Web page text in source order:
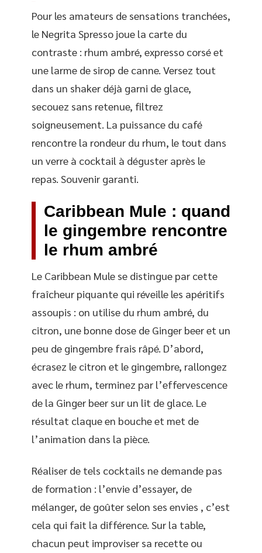
Pour les amateurs de sensations tranchées,
le Negrita Spresso joue la carte du
contraste : rhum ambré, expresso corsé et
une larme de sirop de canne. Versez tout
dans un shaker déjà garni de glace,
secouez sans retenue, filtrez
soigneusement. La puissance du café
rencontre la rondeur du rhum, le tout dans
un verre à cocktail à déguster après le
repas. Souvenir garanti.
Caribbean Mule : quand
le gingembre rencontre
le rhum ambré
Le Caribbean Mule se distingue par cette
fraîcheur piquante qui réveille les apéritifs
assoupis : on utilise du rhum ambré, du
citron, une bonne dose de Ginger beer et un
peu de gingembre frais râpé. D’abord,
écrasez le citron et le gingembre, rallongez
avec le rhum, terminez par l’effervescence
de la Ginger beer sur un lit de glace. Le
résultat claque en bouche et met de
l’animation dans la pièce.
Réaliser de tels cocktails ne demande pas
de formation : l’envie d’essayer, de
mélanger, de goûter selon ses envies , c’est
cela qui fait la différence. Sur la table,
chacun peut improviser sa recette ou